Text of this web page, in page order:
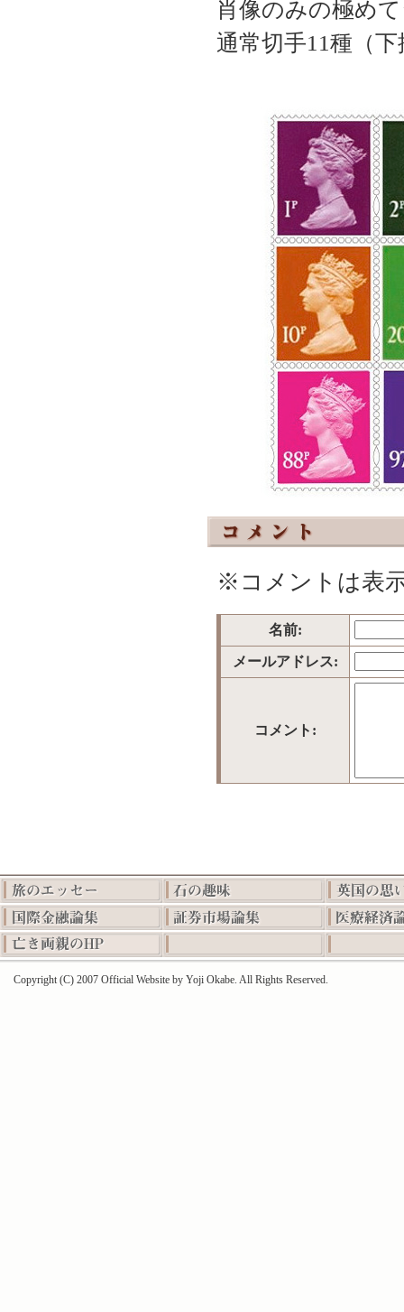
肖像のみの極め
通常切手11種（
※コメントは表
名前:
メールアドレス:
コメント:
Copyright (C) 2007 Official Website by Yoji Okabe. All Rights Reserved.